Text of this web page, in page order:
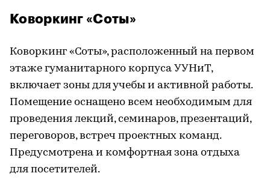
Коворкинг «Соты»
Коворкинг «Соты», расположенный на первом
этаже гуманитарного корпуса УУНиТ,
включает зоны для учебы и активной работы.
Помещение оснащено всем необходимым для
проведения лекций, семинаров, презентаций,
переговоров, встреч проектных команд.
Предусмотрена и комфортная зона отдыха
для посетителей.